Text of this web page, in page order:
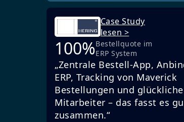
Case Study
lesen >
100%Bestellquote im
ERP System
„Zentrale Bestell-App,
ERP, Tracking von Maverick
Bestellungen und glückliche
Mitarbeiter – das fasst es
zusammen.“